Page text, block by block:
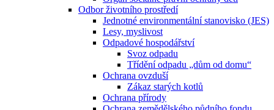
Odbor životního prostředí
Jednotné environmentální stanovisko (JES)
Lesy, myslivost
Odpadové hospodářství
Svoz odpadu
Třídění odpadu „dům od domu“
Ochrana ovzduší
Zákaz starých kotlů
Ochrana přírody